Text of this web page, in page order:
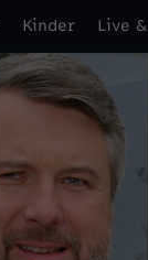
Kinder Live